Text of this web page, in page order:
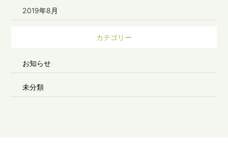
2019年8月
カテゴリー
お知らせ
未分類